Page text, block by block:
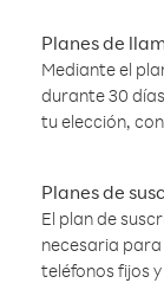
Planes de
Mediante el
durante 30
tu elección,
Planes de
El plan de
necesaria
teléfonos fijos